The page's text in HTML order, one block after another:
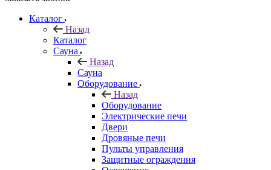
Каталог
Назад
Каталог
Сауна
Назад
Сауна
Оборудование
Назад
Оборудование
Электрические печи
Двери
Дровяные печи
Пульты управления
Защитные ограждения